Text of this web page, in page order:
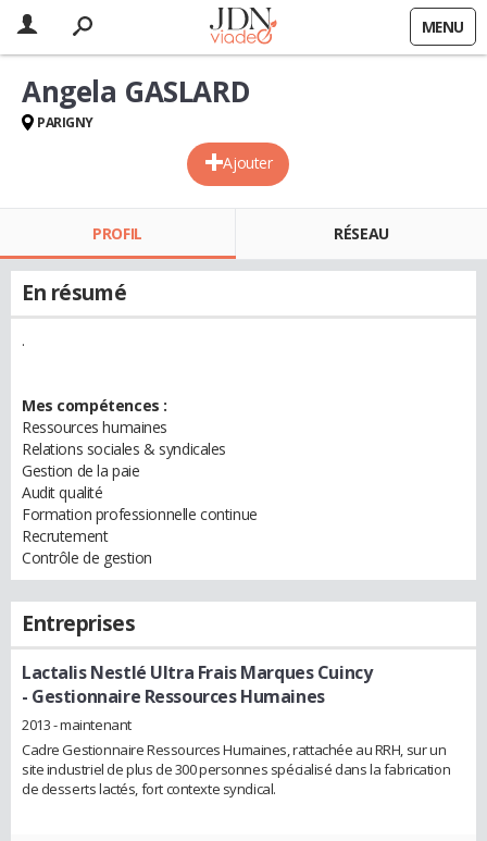
MENU
Ajouter
Angela GASLARD
PARIGNY
PROFIL RÉSEAU
En résumé
.
Mes compétences :
Ressources humaines
Relations sociales & syndicales
Gestion de la paie
Audit qualité
Formation professionnelle continue
Recrutement
Contrôle de gestion
Entreprises
Lactalis Nestlé Ultra Frais Marques Cuincy
- Gestionnaire Ressources Humaines
2013 - maintenant
Cadre Gestionnaire Ressources Humaines, rattachée au RRH, sur un
site industriel de plus de 300 personnes spécialisé dans la fabrication
de desserts lactés, fort contexte syndical.